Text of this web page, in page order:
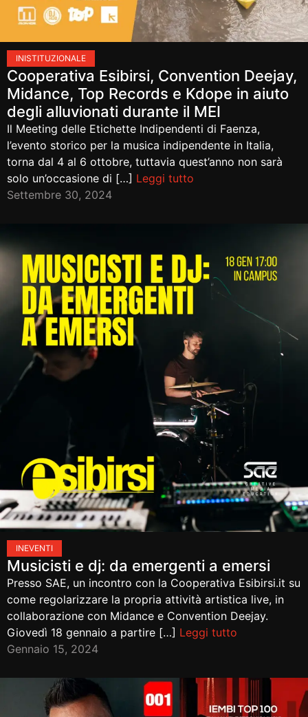
INISTITUZIONALE
Cooperativa Esibirsi, Convention Deejay,
Midance, Top Records e Kdope in aiuto
degli alluvionati durante il MEI
Il Meeting delle Etichette Indipendenti di Faenza,
l’evento storico per la musica indipendente in Italia,
torna dal 4 al 6 ottobre, tuttavia quest’anno non sarà
solo un’occasione di […] Leggi tutto
Settembre 30, 2024
INEVENTI
Musicisti e dj: da emergenti a emersi
Presso SAE, un incontro con la Cooperativa Esibirsi.it su
come regolarizzare la propria attività artistica live, in
collaborazione con Midance e Convention Deejay.
Giovedì 18 gennaio a partire […] Leggi tutto
Gennaio 15, 2024